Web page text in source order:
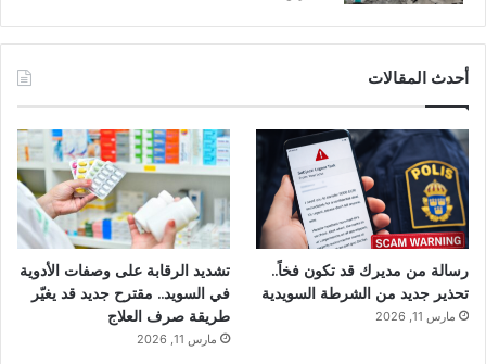
أحدث المقالات
رسالة من مديرك قد تكون فخاً..
تحذير جديد من الشرطة السويدية
مارس 11, 2026
تشديد الرقابة على وصفات الأدوية
في السويد.. مقترح جديد قد يغيّر
طريقة صرف العلاج
مارس 11, 2026